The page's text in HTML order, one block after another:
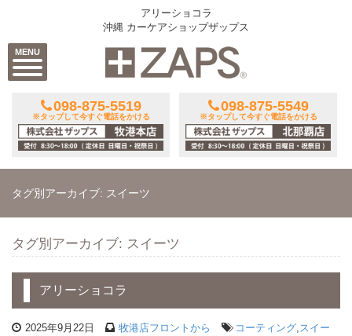
MENU
アリーショコラ
沖縄 カーケアショップザップス
098-875-5519
※タップして今すぐ電話をかける
098-875-5549
※タップして今すぐ電話をかける
タグ別アーカイブ: スイーツ
タグ別アーカイブ: スイーツ
アリーショコラ
2025年9月22日 牧港店フロントから コーティング スイー